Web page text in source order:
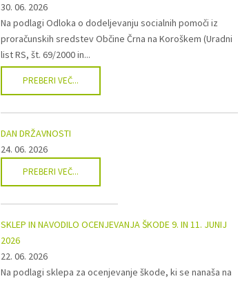
30. 06. 2026
Na podlagi Odloka o dodeljevanju socialnih pomoči iz
proračunskih sredstev Občine Črna na Koroškem (Uradni
list RS, št. 69/2000 in...
PREBERI VEČ...
DAN DRŽAVNOSTI
24. 06. 2026
PREBERI VEČ...
SKLEP IN NAVODILO OCENJEVANJA ŠKODE 9. IN 11. JUNIJ
2026
22. 06. 2026
Na podlagi sklepa za ocenjevanje škode, ki se nanaša na